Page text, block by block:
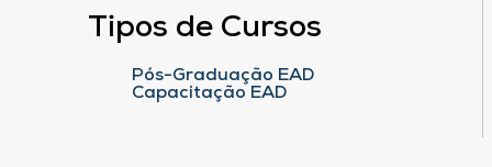
Tipos de Cursos
Pós-Graduação EAD
Capacitação EAD